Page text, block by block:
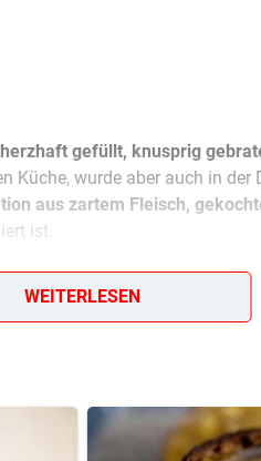
gefüllt, knusprig
wurde aber auch in der
aus zartem Fleisch,
ist.
Zwiebeln, Petersilie, Pilze
immer Eindruck macht.
WEITERLESEN